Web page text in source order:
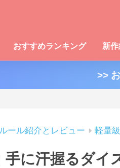
おすすめランキング 新
>>
ルール紹介とレビュー 軽量
手に汗握るダイ